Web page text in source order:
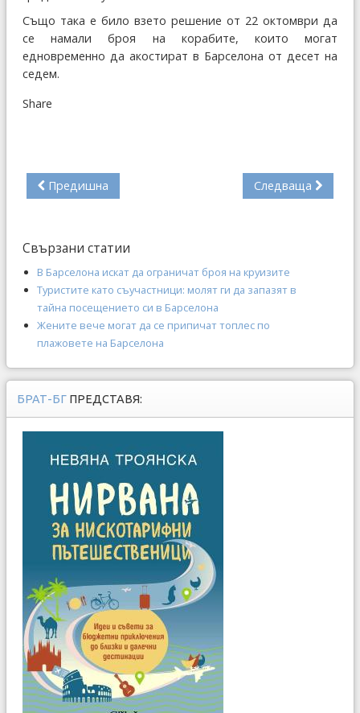
Също така е било взето решение от 22 октомври да
се намали броя на корабите, които могат
едновременно да акостират в Барселона от десет на
седем.
Share
Предишна Следваща
Свързани статии
В Барселона искат да ограничат броя на круизите
Туристите като съучастници: молят ги да запазят в
тайна посещението си в Барселона
Жените вече могат да се припичат топлес по
плажовете на Барселона
БРАТ-БГ ПРЕДСТАВЯ: